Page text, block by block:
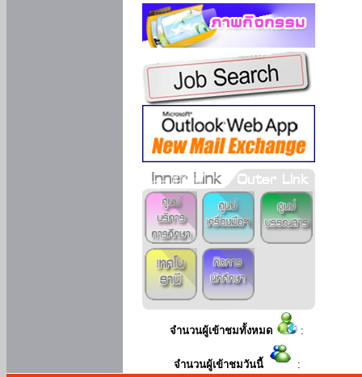
จำนวนผู้เข้าชมทั้งหมด :
จำนวนผู้เข้าชมวันนี้ :